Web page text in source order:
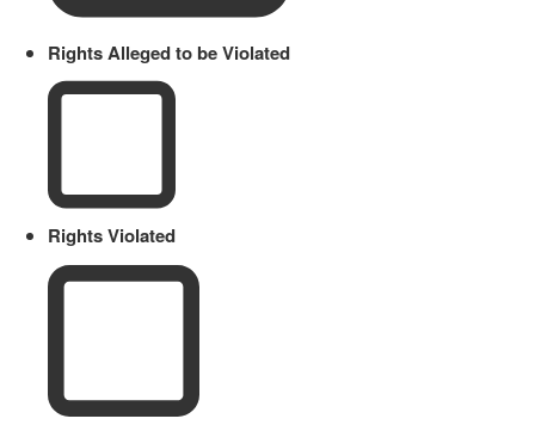
Rights Alleged to be Violated
Rights Violated